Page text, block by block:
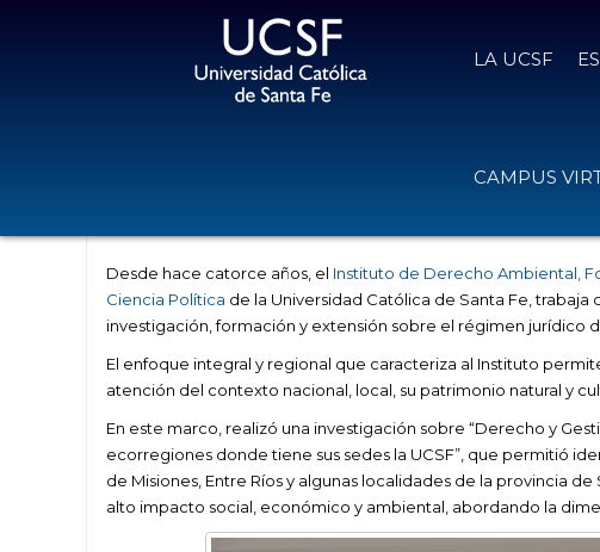
LA UCSF
CAMPUS
Desde hace catorce años, el Instituto de Derecho Ambiental,
Ciencia Política de la Universidad Católica de Santa Fe,
investigación, formación y extensión sobre el régimen jurídico
El enfoque integral y regional que caracteriza al Instituto
atención del contexto nacional, local, su patrimonio natural y
En este marco, realizó una investigación sobre “Derecho y
ecorregiones donde tiene sus sedes la UCSF”, que permitió
de Misiones, Entre Ríos y algunas localidades de la provincia
alto impacto social, económico y ambiental, abordando la